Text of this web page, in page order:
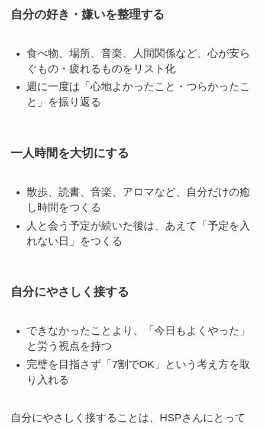
自分の好き・嫌いを整理する
食べ物、場所、音楽、人間関係など、心が安ら
ぐもの・疲れるものをリスト化
週に一度は「心地よかったこと・つらかったこ
と」を振り返る
一人時間を大切にする
散歩、読書、音楽、アロマなど、自分だけの癒
し時間をつくる
人と会う予定が続いた後は、あえて「予定を入
れない日」をつくる
自分にやさしく接する
できなかったことより、「今日もよくやった」
と労う視点を持つ
完璧を目指さず「7割でOK」という考え方を取
り入れる
自分にやさしく接することは、HSPさんにとって